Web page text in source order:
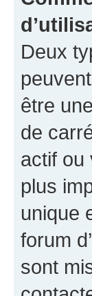
Deux
être
de
actif ou
plus
unique
forum
sont